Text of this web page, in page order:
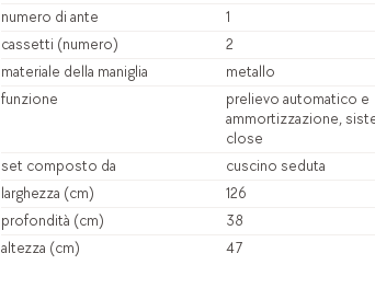
numero di ante
1
cassetti (numero)
2
materiale della maniglia
metallo
funzione
prelievo automatico e
ammortizzazione,
close
set composto da
cuscino seduta
larghezza (cm)
126
profondità (cm)
38
altezza (cm)
47